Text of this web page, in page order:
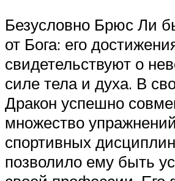
Безусловно Брюс Ли
от Бога: его
свидетельствуют о
силе тела и духа. В
Дракон успешно
множество
спортивных
позволило ему быть